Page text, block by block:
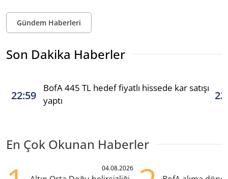
Gündem Haberleri
Son Dakika Haberler
22:59
BofA 445 TL hedef fiyatlı hissede kar satışı
yaptı
En Çok Okunan Haberler
04.08.2026